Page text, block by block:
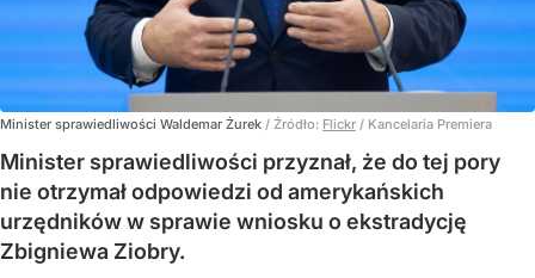
Minister sprawiedliwości Waldemar Żurek / Źródło: Flickr / Kancelaria Premiera
Minister sprawiedliwości przyznał, że do tej pory
nie otrzymał odpowiedzi od amerykańskich
urzędników w sprawie wniosku o ekstradycję
Zbigniewa Ziobry.